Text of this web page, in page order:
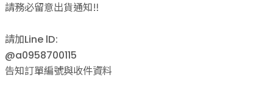
請務必留意出貨通知‼️
請加Line lD:
@a0958700115
告知訂單編號與收件資料